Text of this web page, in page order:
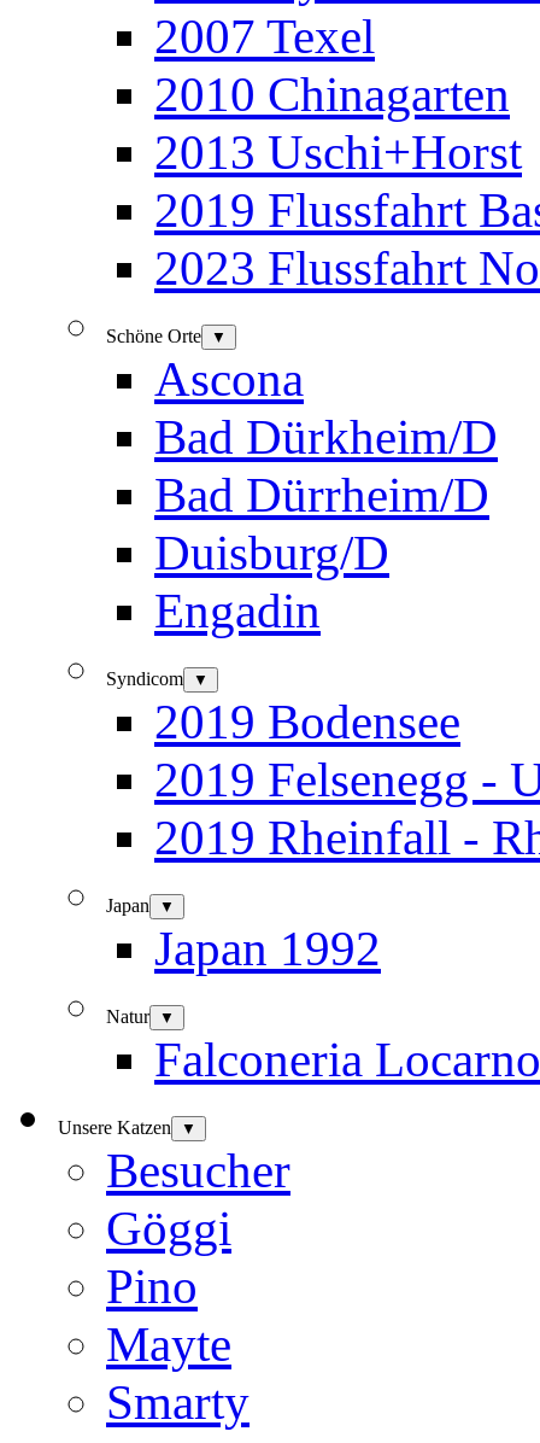
2007 Texel
2010 Chinagarten
2013 Uschi+Horst
2019 Flussfahrt
2023 Flussfahrt
Schöne Orte ▼
Ascona
Bad Dürkheim/D
Bad Dürrheim/D
Duisburg/D
Engadin
Syndicom ▼
2019 Bodensee
2019 Felsenegg -
2019 Rheinfall -
Japan ▼
Japan 1992
Natur ▼
Falconeria Locarno
Unsere Katzen ▼
Besucher
Göggi
Pino
Mayte
Smarty